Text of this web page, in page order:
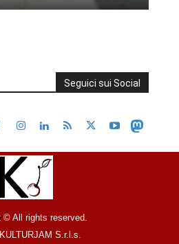
Seguici sui Social
© All rights reserved.
S.r.l.s.